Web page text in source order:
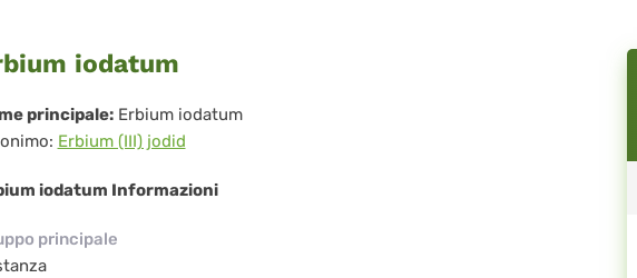
iodatum
principale: Erbium iodatum
Erbium (III) jodid
iodatum Informazioni
principale